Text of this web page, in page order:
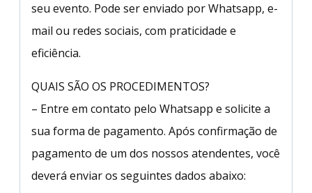
seu evento. Pode ser enviado por Whatsapp, e-
mail ou redes sociais, com praticidade e
eficiência.
QUAIS SÃO OS PROCEDIMENTOS?
– Entre em contato pelo Whatsapp e solicite a
sua forma de pagamento. Após confirmação de
pagamento de um dos nossos atendentes, você
deverá enviar os seguintes dados abaixo: